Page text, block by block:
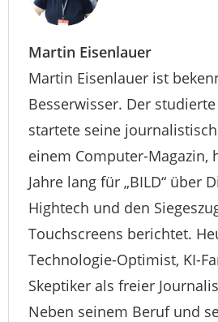
Martin Eisenlauer
Martin Eisenlauer ist
Besserwisser. Der
startete seine
einem Computer-Magazin,
Jahre lang für „BILD“ über
Hightech und den
Touchscreens berichtet.
Technologie-Optimist, KI-
Skeptiker als freier
Neben seinem Beruf und